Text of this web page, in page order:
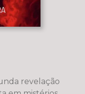
revelação